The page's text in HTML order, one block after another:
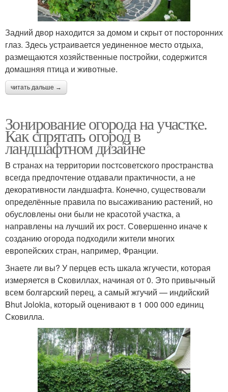
Задний двор находится за домом и скрыт от посторонних
глаз. Здесь устраивается уединенное место отдыха,
размещаются хозяйственные постройки, содержится
домашняя птица и животные.
читать дальше →
Зонирование огорода на участке.
Как спрятать огород в
ландшафтном дизайне
В странах на территории постсоветского пространства
всегда предпочтение отдавали практичности, а не
декоративности ландшафта. Конечно, существовали
определённые правила по высаживанию растений, но
обусловлены они были не красотой участка, а
направлены на лучший их рост. Совершенно иначе к
созданию огорода подходили жители многих
европейских стран, например, Франции.
Знаете ли вы? У перцев есть шкала жгучести, которая
измеряется в Сковиллах, начиная от 0. Это привычный
всем болгарский перец, а самый жгучий — индийский
Bhut Jolokia, который оценивают в 1 000 000 единиц
Сковилла.